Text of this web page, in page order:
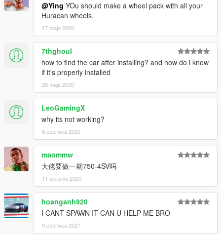
@Ying YOu should make a wheel pack with all your
Huracan wheels.
17 maja 2020
7thghoul
how to find the car after installing? and how do i know
if it's properly installed
25 maja 2020
LeoGamingX
why its not working?
6 czerwca 2020
maommw
大佬要做一期750-4SV吗
11 sierpnia 2020
hoanganh920
I CANT SPAWN IT CAN U HELP ME BRO
9 czerwca 2021